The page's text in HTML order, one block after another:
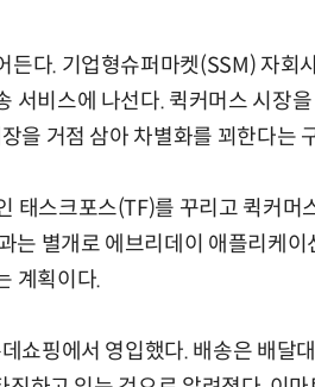
다. 기업형슈퍼마켓(SSM) 자회
서비스에 나선다. 퀵커머스 시장
을 거점 삼아 차별화를 꾀한다는
태스크포스(TF)를 꾸리고 퀵커머
는 별개로 에브리데이 애플리케
계획이다.
쇼핑에서 영입했다. 배송은 배달